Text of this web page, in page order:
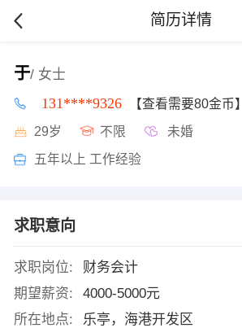
简历详情
于/ 女士
131****9326 【查看需要80金币】
29岁 不限 未婚
五年以上 工作经验
求职意向
求职岗位:
财务会计
期望薪资:
4000-5000元
所在地点:
乐亭，海港开发区